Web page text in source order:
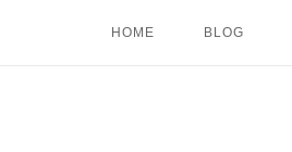
HOME BLOG